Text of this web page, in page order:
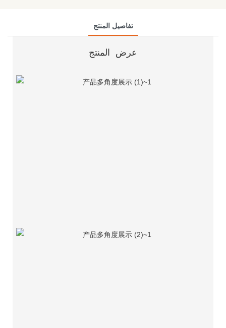
تفاصيل المنتج
عرض المنتج